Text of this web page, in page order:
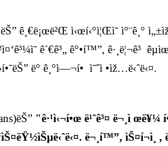
ê¸€ë¡œë²Œ ì‹œí‹°ì¦Œì˜ ì°¨ê¸°
ê´€ê³„ ê°•í™”, ê·¸ë¦¬ê³
ë° ê¸°ì—¬í• ì˜ˆì •ìž…ë‹ˆë‹¤.
"ê·¹ì‹¬í•œ ë¹ˆê³¤ ë¬¸ì œë¥¼
ë¬¸í™”, ìŠ¤í¬ì¸ ,